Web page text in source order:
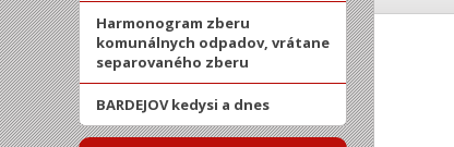
Harmonogram zberu
komunálnych odpadov, vrátane
separovaného zberu
BARDEJOV kedysi a dnes